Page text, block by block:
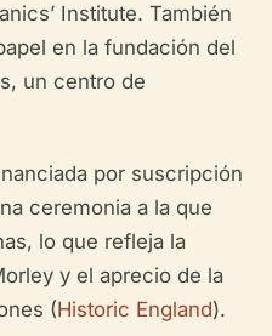
Institute. También
en la fundación del
un centro de
por suscripción
ceremonia a la que
lo que refleja la
y el aprecio de la
(Historic England).